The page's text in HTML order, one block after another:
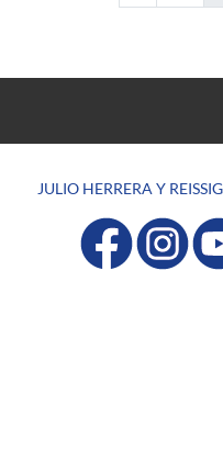
JULIO HERRERA Y